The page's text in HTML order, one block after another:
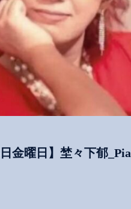
日金曜日】埜々下郁